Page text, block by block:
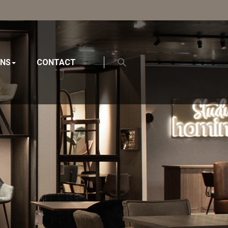
CONTACT